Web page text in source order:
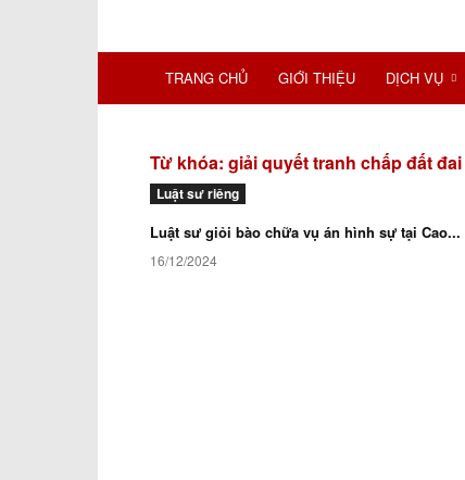
TRANG CHỦ GIỚI THIỆU DỊCH VỤ
Từ khóa: giải quyết tranh chấp đất đai
Luật sư riêng
Luật sư giỏi bào chữa vụ án hình sự tại Cao...
16/12/2024